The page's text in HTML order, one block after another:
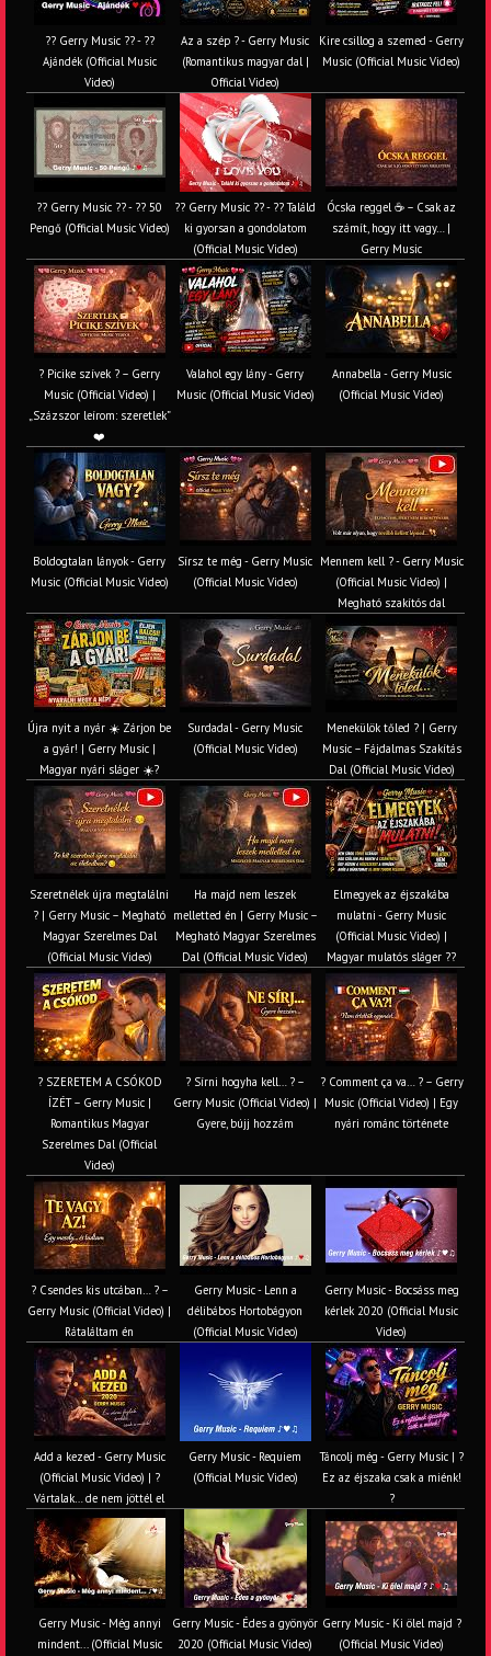
?? Gerry Music ?? - ??
Ajándék (Official Music
Video)
Az a szép ? - Gerry Music
(Romantikus magyar dal |
Official Video)
Kire csillog a szemed - Gerry
Music (Official Music Video)
?? Gerry Music ?? - ?? 50
Pengő (Official Music Video)
?? Gerry Music ?? - ?? Találd
ki gyorsan a gondolatom
(Official Music Video)
Ócska reggel ☕ – Csak az
számít, hogy itt vagy… |
Gerry Music
? Picike szívek ? – Gerry
Music (Official Video) |
„Százszor leírom: szeretlek”
❤️
Valahol egy lány - Gerry
Music (Official Music Video)
Annabella - Gerry Music
(Official Music Video)
Boldogtalan lányok - Gerry
Music (Official Music Video)
Sírsz te még - Gerry Music
(Official Music Video)
Mennem kell ? - Gerry Music
(Official Music Video) |
Megható szakítós dal
Újra nyit a nyár ☀️ Zárjon be
a gyár! | Gerry Music |
Magyar nyári sláger ☀️?
Surdadal - Gerry Music
(Official Music Video)
Menekülök tőled ? | Gerry
Music – Fájdalmas Szakítás
Dal (Official Music Video)
Szeretnélek újra megtalálni
? | Gerry Music – Megható
Magyar Szerelmes Dal
(Official Music Video)
Ha majd nem leszek
melletted én | Gerry Music –
Megható Magyar Szerelmes
Dal (Official Music Video)
Elmegyek az éjszakába
mulatni - Gerry Music
(Official Music Video) |
Magyar mulatós sláger ??
? SZERETEM A CSÓKOD
ÍZÉT – Gerry Music |
Romantikus Magyar
Szerelmes Dal (Official
Video)
? Sírni hogyha kell… ? –
Gerry Music (Official Video) |
Gyere, bújj hozzám
? Comment ça va… ? – Gerry
Music (Official Video) | Egy
nyári románc története
? Csendes kis utcában… ? –
Gerry Music (Official Video) |
Rátaláltam én
Gerry Music - Lenn a
délibábos Hortobágyon
(Official Music Video)
Gerry Music - Bocsáss meg
kérlek 2020 (Official Music
Video)
Add a kezed - Gerry Music
(Official Music Video) | ?
Vártalak… de nem jöttél el
Gerry Music - Requiem
(Official Music Video)
Táncolj még - Gerry Music | ?
Ez az éjszaka csak a miénk!
?
Gerry Music - Még annyi
mindent... (Official Music
Gerry Music - Édes a gyönyör
2020 (Official Music Video)
Gerry Music - Ki ölel majd ?
(Official Music Video)